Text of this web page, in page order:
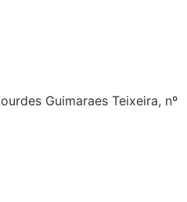
Guimaraes Teixeira, nº